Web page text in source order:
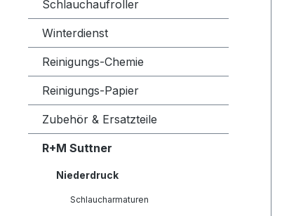
Schlauchaufroller
Winterdienst
Reinigungs-Chemie
Reinigungs-Papier
Zubehör & Ersatzteile
R+M Suttner
Niederdruck
Schlaucharmaturen